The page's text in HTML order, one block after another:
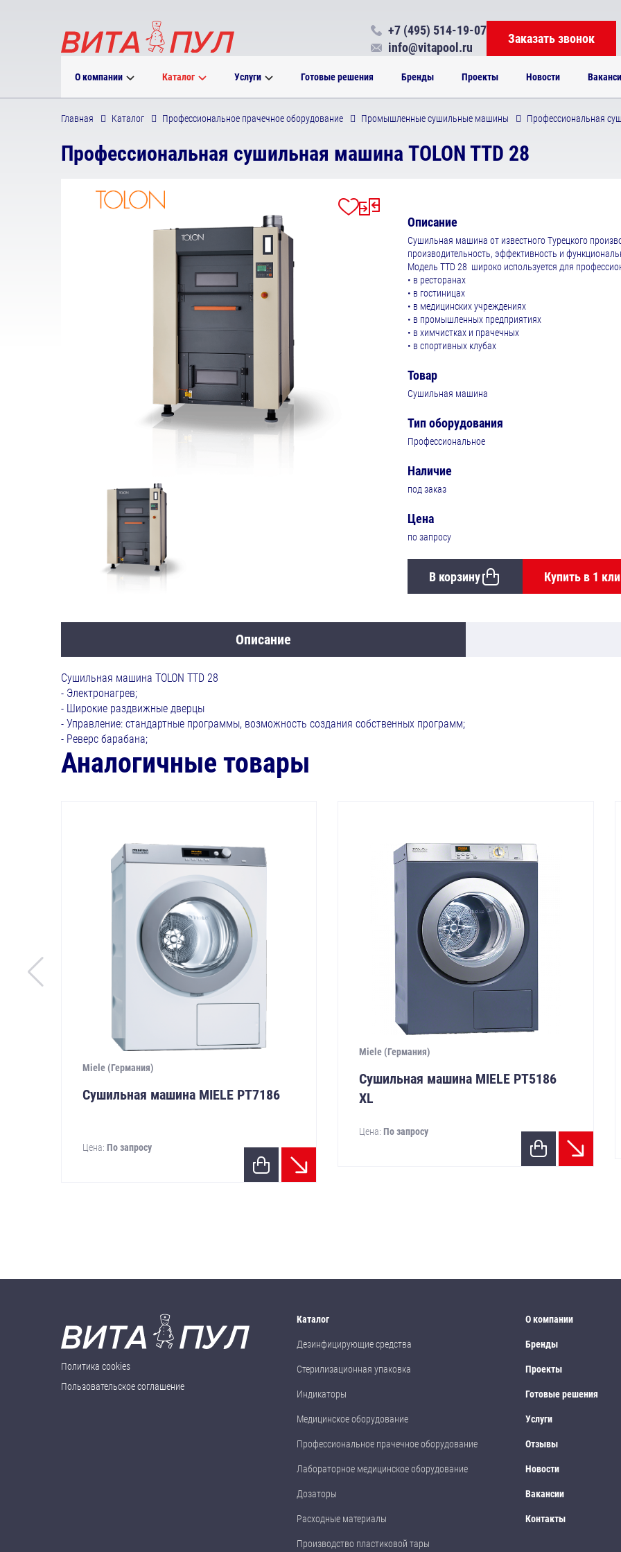
О компании Каталог Услуги Готовые решения Бренды Проекты Новости
+7 (495) 514-19-07
info@vitapool.ru
Заказать звонок
Главная Каталог Профессиональное прачечное оборудование Промышленные сушильные машины Профессиональная
Профессиональная сушильная машина TOLON TTD 28
Описание
Сушильная машина от известного Турецкого
производительность, эффективность и
Модель TTD 28 широко используется для
• в ресторанах
• в гостиницах
• в медицинских учреждениях
• в промышленных предприятиях
• в химчистках и прачечных
• в спортивных клубах
Товар
Сушильная машина
Тип оборудования
Профессиональное
Наличие
под заказ
Цена
по запросу
В корзину Купить в 1
Описание
Сушильная машина TOLON TTD 28
- Электронагрев;
- Широкие раздвижные дверцы
- Управление: стандартные программы, возможность создания собственных программ;
- Реверс барабана;
Аналогичные товары
Miele (Германия)
Сушильная машина MIELE PТ7186
Цена: По запросу
Miele (Германия)
Сушильная машина MIELE РТ5186
XL
Цена:По запросу
Политика cookies
Пользовательское соглашение
Каталог
Дезинфицирующие средства
Стерилизационная упаковка
Индикаторы
Медицинское оборудование
Профессиональное прачечное оборудование
Лабораторное медицинское оборудование
Дозаторы
Расходные материалы
Производство пластиковой тары
О компании
Бренды
Проекты
Готовые решения
Услуги
Отзывы
Новости
Вакансии
Контакты